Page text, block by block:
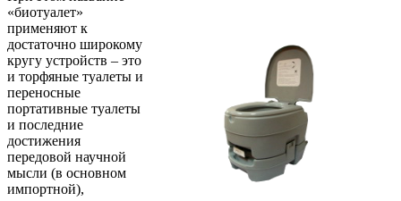
«биотуалет»
применяют к
достаточно широкому
кругу устройств – это
и торфяные туалеты и
переносные
портативные туалеты
и последние
достижения
передовой научной
мысли (в основном
импортной),